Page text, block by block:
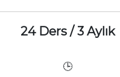
24 Ders / 3 Aylık
🕒